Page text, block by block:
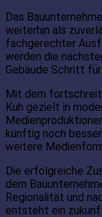
Das
weiterhin als
fachgerechter
werden die
Gebäude Schritt
Mit dem
Kuh gezielt in
künftig noch
weitere
Die erfolgreiche
dem
Regionalität und
entsteht ein